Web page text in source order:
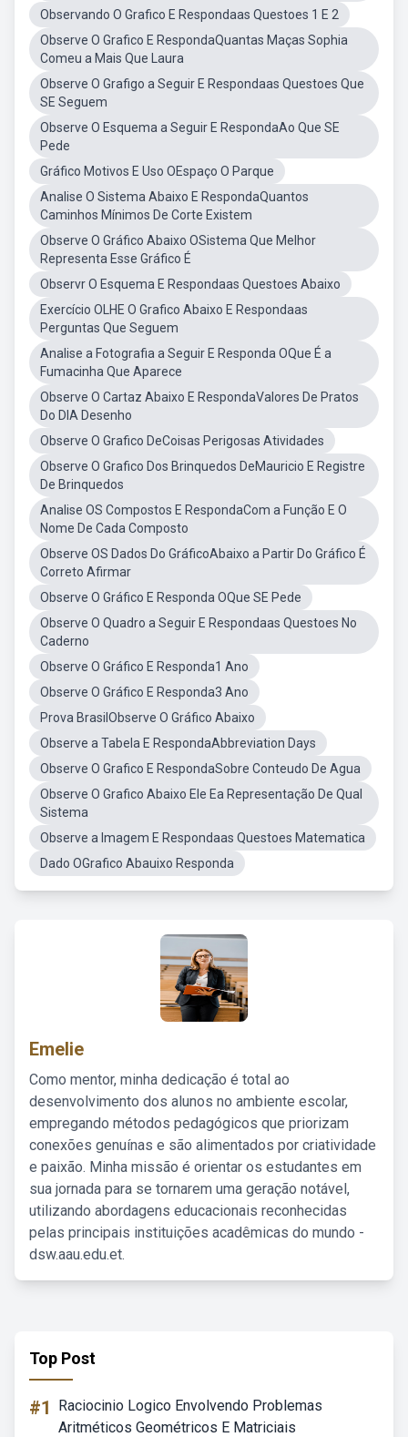
Observando O Grafico E Respondaas Questoes 1 E 2
Observe O Grafico E RespondaQuantas Maças Sophia
Comeu a Mais Que Laura
Observe O Grafigo a Seguir E Respondaas Questoes Que
SE Seguem
Observe O Esquema a Seguir E RespondaAo Que SE
Pede
Gráfico Motivos E Uso OEspaço O Parque
Analise O Sistema Abaixo E RespondaQuantos
Caminhos Mínimos De Corte Existem
Observe O Gráfico Abaixo OSistema Que Melhor
Representa Esse Gráfico É
Observr O Esquema E Respondaas Questoes Abaixo
Exercício OLHE O Grafico Abaixo E Respondaas
Perguntas Que Seguem
Analise a Fotografia a Seguir E Responda OQue É a
Fumacinha Que Aparece
Observe O Cartaz Abaixo E RespondaValores De Pratos
Do DIA Desenho
Observe O Grafico DeCoisas Perigosas Atividades
Observe O Grafico Dos Brinquedos DeMauricio E Registre
De Brinquedos
Analise OS Compostos E RespondaCom a Função E O
Nome De Cada Composto
Observe OS Dados Do GráficoAbaixo a Partir Do Gráfico É
Correto Afirmar
Observe O Gráfico E Responda OQue SE Pede
Observe O Quadro a Seguir E Respondaas Questoes No
Caderno
Observe O Gráfico E Responda1 Ano
Observe O Gráfico E Responda3 Ano
Prova BrasilObserve O Gráfico Abaixo
Observe a Tabela E RespondaAbbreviation Days
Observe O Grafico E RespondaSobre Conteudo De Agua
Observe O Grafico Abaixo Ele Ea Representação De Qual
Sistema
Observe a Imagem E Respondaas Questoes Matematica
Dado OGrafico Abauixo Responda
Emelie
Como mentor, minha dedicação é total ao
desenvolvimento dos alunos no ambiente escolar,
empregando métodos pedagógicos que priorizam
conexões genuínas e são alimentados por criatividade
e paixão. Minha missão é orientar os estudantes em
sua jornada para se tornarem uma geração notável,
utilizando abordagens educacionais reconhecidas
pelas principais instituições acadêmicas do mundo -
dsw.aau.edu.et.
Top Post
#1
Raciocinio Logico Envolvendo Problemas
Aritméticos Geométricos E Matriciais